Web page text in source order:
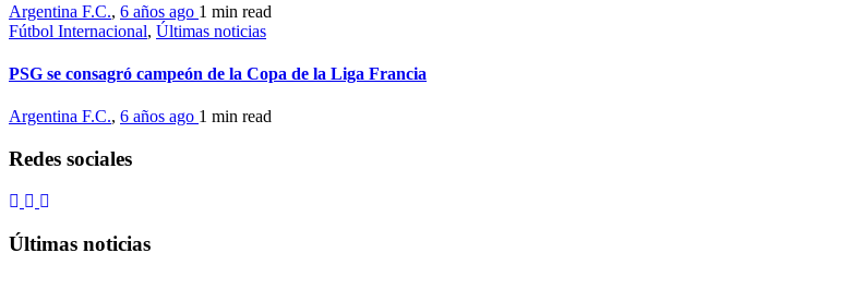
Argentina F.C., 6 años ago 1 min read
Fútbol Internacional, Últimas noticias
PSG se consagró campeón de la Copa de la Liga Francia
Argentina F.C., 6 años ago 1 min read
Redes sociales
Últimas noticias